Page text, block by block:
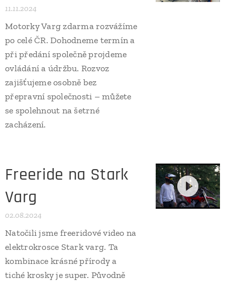
11.11.2024
Motorky Varg zdarma rozvážíme
po celé ČR. Dohodneme termín a
při předání společně projdeme
ovládání a údržbu. Rozvoz
zajišťujeme osobně bez
přepravní společnosti – můžete
se spolehnout na šetrné
zacházení.
Freeride na Stark
Varg
02.08.2024
Natočili jsme freeridové video na
elektrokrosce Stark varg. Ta
kombinace krásné přírody a
tiché krosky je super. Původně